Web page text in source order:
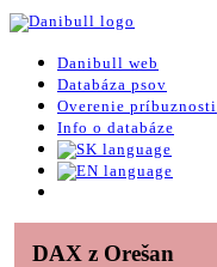
Danibull web
Databáza psov
Overenie príbuznosti
Info o databáze
DAX z Orešan